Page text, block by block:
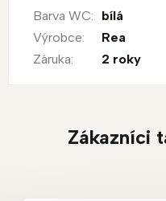
Barva WC:
bílá
Výrobce:
Rea
Záruka: 2 roky
Zákazníci